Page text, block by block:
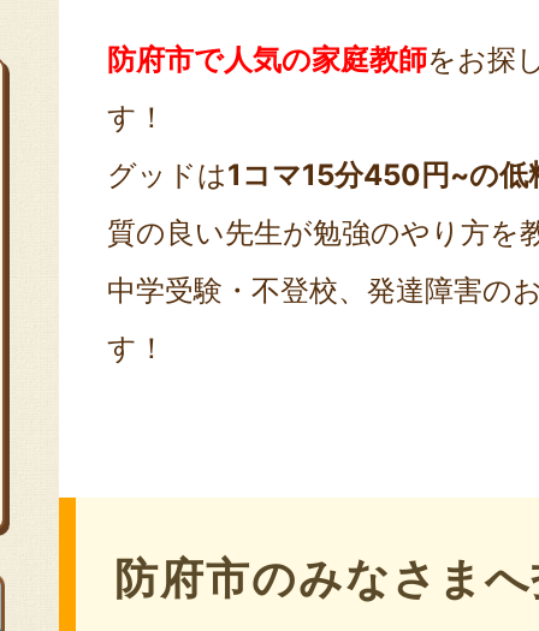
防府市で人気の家庭教師をお探
す！
グッドは1コマ15分450円~の低
質の良い先生が勉強のやり方を
中学受験・不登校、発達障害の
す！
防府市のみなさま